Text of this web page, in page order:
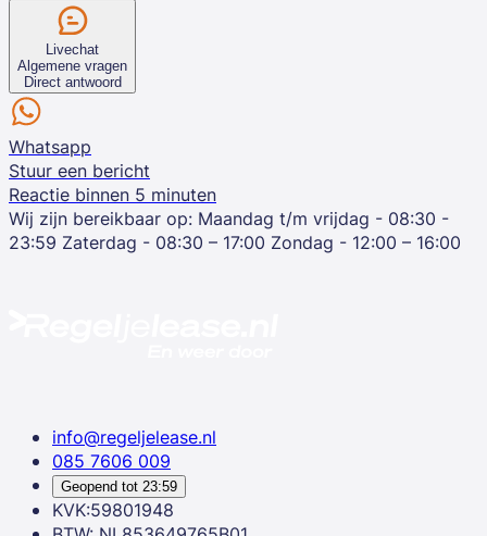
Livechat
Algemene vragen
Direct antwoord
Whatsapp
Stuur een bericht
Reactie binnen 5 minuten
Wij zijn bereikbaar op: Maandag t/m vrijdag - 08:30 -
23:59 Zaterdag - 08:30 – 17:00 Zondag - 12:00 – 16:00
info@regeljelease.nl
085 7606 009
Geopend tot 23:59
KVK:59801948